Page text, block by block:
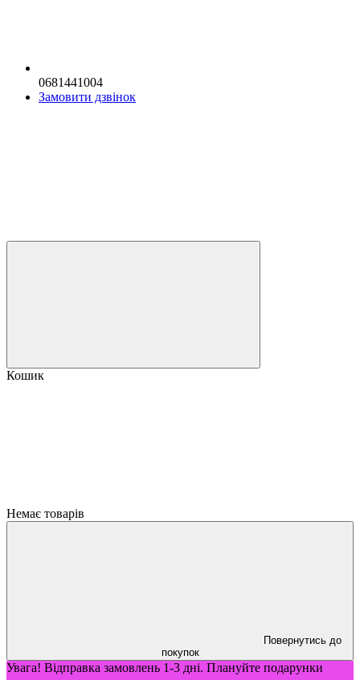
0681441004
Замовити дзвінок
Кошик
Немає товарів
Повернутись до
покупок
Увага! Відправка замовлень 1-3 дні. Плануйте подарунки